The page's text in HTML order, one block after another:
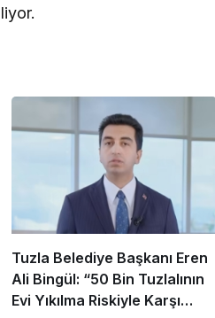
Tuzla Belediye Başkanı Eren
Ali Bingül: “50 Bin Tuzlalının
Evi Yıkılma Riskiyle Karşı